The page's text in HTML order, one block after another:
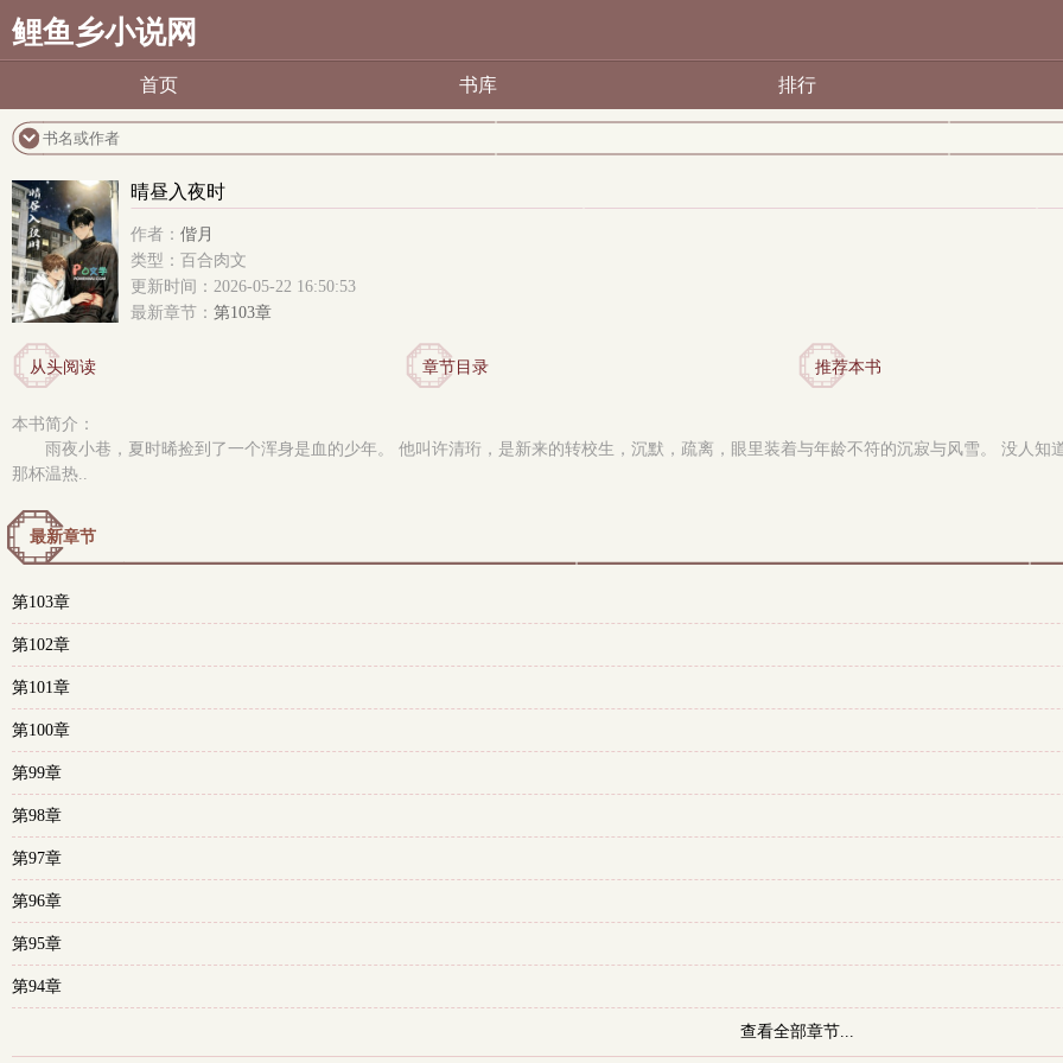
鲤鱼乡小说网
首页 书库 排行
晴昼入夜时
作者： 偕月
类型：百合肉文
更新时间：2026-05-22 16:50:53
最新章节： 第103章
从头阅读 章节目录 推荐本书
本书简介：
雨夜小巷，夏时晞捡到了一个浑身是血的少年。 他叫许清珩，是新来的转校生，沉默，疏离，眼里装着与年龄不符的沉寂与风雪。 没人
那杯温热..
最新章节
第103章
第102章
第101章
第100章
第99章
第98章
第97章
第96章
第95章
第94章
查看全部章节...